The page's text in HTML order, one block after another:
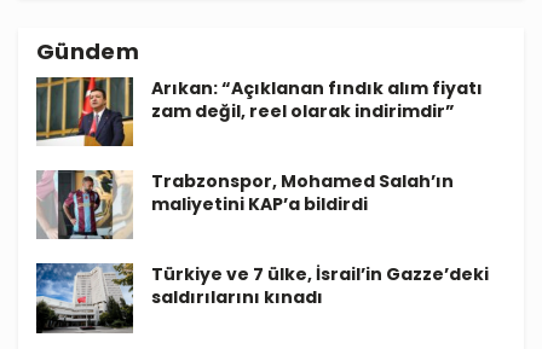
Gündem
Arıkan: “Açıklanan fındık alım fiyatı
zam değil, reel olarak indirimdir”
Trabzonspor, Mohamed Salah’ın
maliyetini KAP’a bildirdi
Türkiye ve 7 ülke, İsrail’in Gazze’deki
saldırılarını kınadı